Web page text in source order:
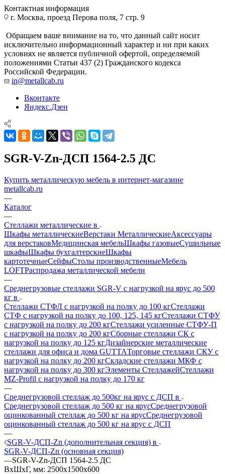
Контактная информация
г. Москва, проезд Перова поля, 7 стр. 9
Обращаем ваше внимание на то, что данный сайт носит
исключительно информационный характер и ни при каких
условиях не является публичной офертой, определяемой
положениями Статьи 437 (2) Гражданского кодекса
Российской Федерации.
in@metallcab.ru
Вконтакте
Яндекс.Дзен
SGR-V-Zn-ДСП 1564-2.5 ДС
Купить металлическую мебель в интернет-магазине
metallcab.ru
—
Каталог
—
Стеллажи металлические в
Шкафы металлическиеВерстаки МеталлическиеАксессуары
для верстаковМедицинская мебельШкафы газовыеСушильные
шкафыШкафы бухгалтерскиеШкафы
картотечныеСейфыСтолы производственныеМебель
LOFTРаспродажа металлической мебели
—
Среднегрузовые стеллажи SGR-V с нагрузкой на ярус до 500
кг в
Стеллажи СТФЛ с нагрузкой на полку до 100 кгСтеллажи
СТФ с нагрузкой на полку до 100, 125, 145 кгСтеллажи СТФУ
с нагрузкой на полку до 200 кгСтеллажи усиленные СТФУ-П
с нагрузкой на полку до 200 кгСборные стеллажи СК с
нагрузкой на полку до 125 кгДизайнерские металлические
стеллажи для офиса и дома GUTTAТорговые стеллажи СКУ с
нагрузкой на полку до 200 кгСкладские стеллажи МКФ с
нагрузкой на полку до 300 кгЭлементы СтеллажейСтеллажи
MZ-Profil с нагрузкой на полку до 170 кг
—
Среднегрузовой стеллаж до 500кг на ярус с ДСП в
Среднегрузовой стеллаж до 500 кг на ярусСреднегрузовой
оцинкованный стеллаж до 500 кг на ярусСреднегрузовой
оцинкованный стеллаж до 500 кг на ярус с ДСП
—
SGR-V-ДСП-Zn (дополнительная секция) в
SGR-V-ДСП-Zn (основная секция)
—SGR-V-Zn-ДСП 1564-2.5 ДС
ВхШхГ, мм: 2500x1500x600